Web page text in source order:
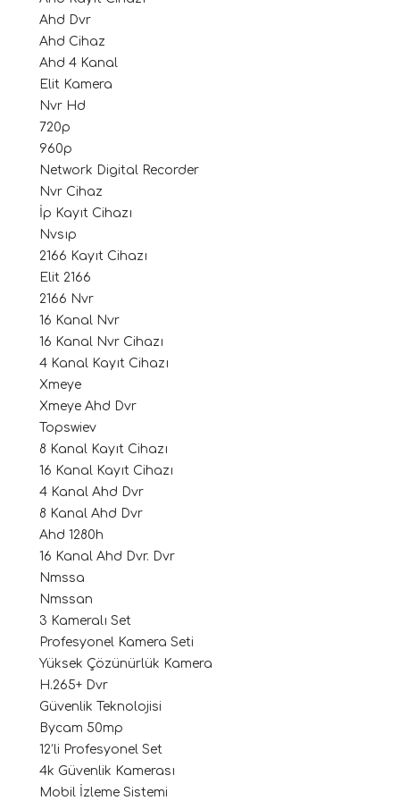
Ahd Dvr
Ahd Cihaz
Ahd 4 Kanal
Elit Kamera
Nvr Hd
720p
960p
Network Digital Recorder
Nvr Cihaz
İp Kayıt Cihazı
Nvsıp
2166 Kayıt Cihazı
Elit 2166
2166 Nvr
16 Kanal Nvr
16 Kanal Nvr Cihazı
4 Kanal Kayıt Cihazı
Xmeye
Xmeye Ahd Dvr
Topswiev
8 Kanal Kayıt Cihazı
16 Kanal Kayıt Cihazı
4 Kanal Ahd Dvr
8 Kanal Ahd Dvr
Ahd 1280h
16 Kanal Ahd Dvr. Dvr
Nmssa
Nmssan
3 Kameralı Set
Profesyonel Kamera Seti
Yüksek Çözünürlük Kamera
H.265+ Dvr
Güvenlik Teknolojisi
Bycam 50mp
12’li Profesyonel Set
4k Güvenlik Kamerası
Mobil İzleme Sistemi